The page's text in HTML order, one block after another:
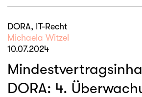
DORA, IT-Recht
Michaela Witzel
10.07.2024
DORA: 4.